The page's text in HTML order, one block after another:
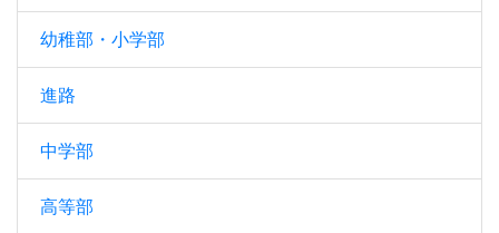
幼稚部・小学部
進路
中学部
高等部